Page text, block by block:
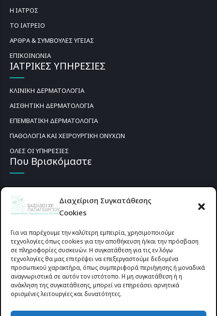
Διαχείριση Συγκατάθεσης
Cookies
Για να παρέχουμε την καλύτερη εμπειρία, χρησιμοποιούμε
τεχνολογίες όπως cookies για την αποθήκευση ή/και την πρόσβαση
σε πληροφορίες συσκευών. Η συγκατάθεση για τις εν λόγω
τεχνολογίες θα μας επιτρέψει να επεξεργαστούμε δεδομένα
προσωπικού χαρακτήρα, όπως συμπεριφορά περιήγησης ή μοναδικά
αναγνωριστικά σε αυτόν τον ιστότοπο. Η μη συγκατάθεση ή η
ανάκληση της συγκατάθεσης, μπορεί να επηρεάσει αρνητικά
ορισμένες λειτουργίες και δυνατότητες.
Η ΙΑΤΡΟΣ
ΤΟ ΙΑΤΡΕΙΟ
ΑΡΘΡΑ & ΣΥΜΒΟΥΛΕΣ ΥΓΕΙΑΣ
ΕΠΙΚΟΙΝΩΝΙΑ
ΙΑΤΡΙΚΕΣ ΥΠΗΡΕΣΙΕΣ
ΚΛΙΝΙΚΗ ΔΕΡΜΑΤΟΛΟΓΙΑ
ΑΙΣΘΗΤΙΚΗ ΔΕΡΜΑΤΟΛΟΓΙΑ
ΕΠΕΜΒΑΤΙΚΗ ΔΕΡΜΑΤΟΛΟΓΙΑ
ΠΑΘΟΛΟΓΙΑ ΚΑΙ ΧΕΙΡΟΥΡΓΙΚΗ ΟΝΥΧΩΝ
ΟΛΕΣ ΟΙ ΥΠΗΡΕΣΙΕΣ
Που Βρισκόμαστε
Προυσιωτίσσης 27 & Δ.Σταϊκου , Αγρίνιο 30133 (έναντι γηπέδου